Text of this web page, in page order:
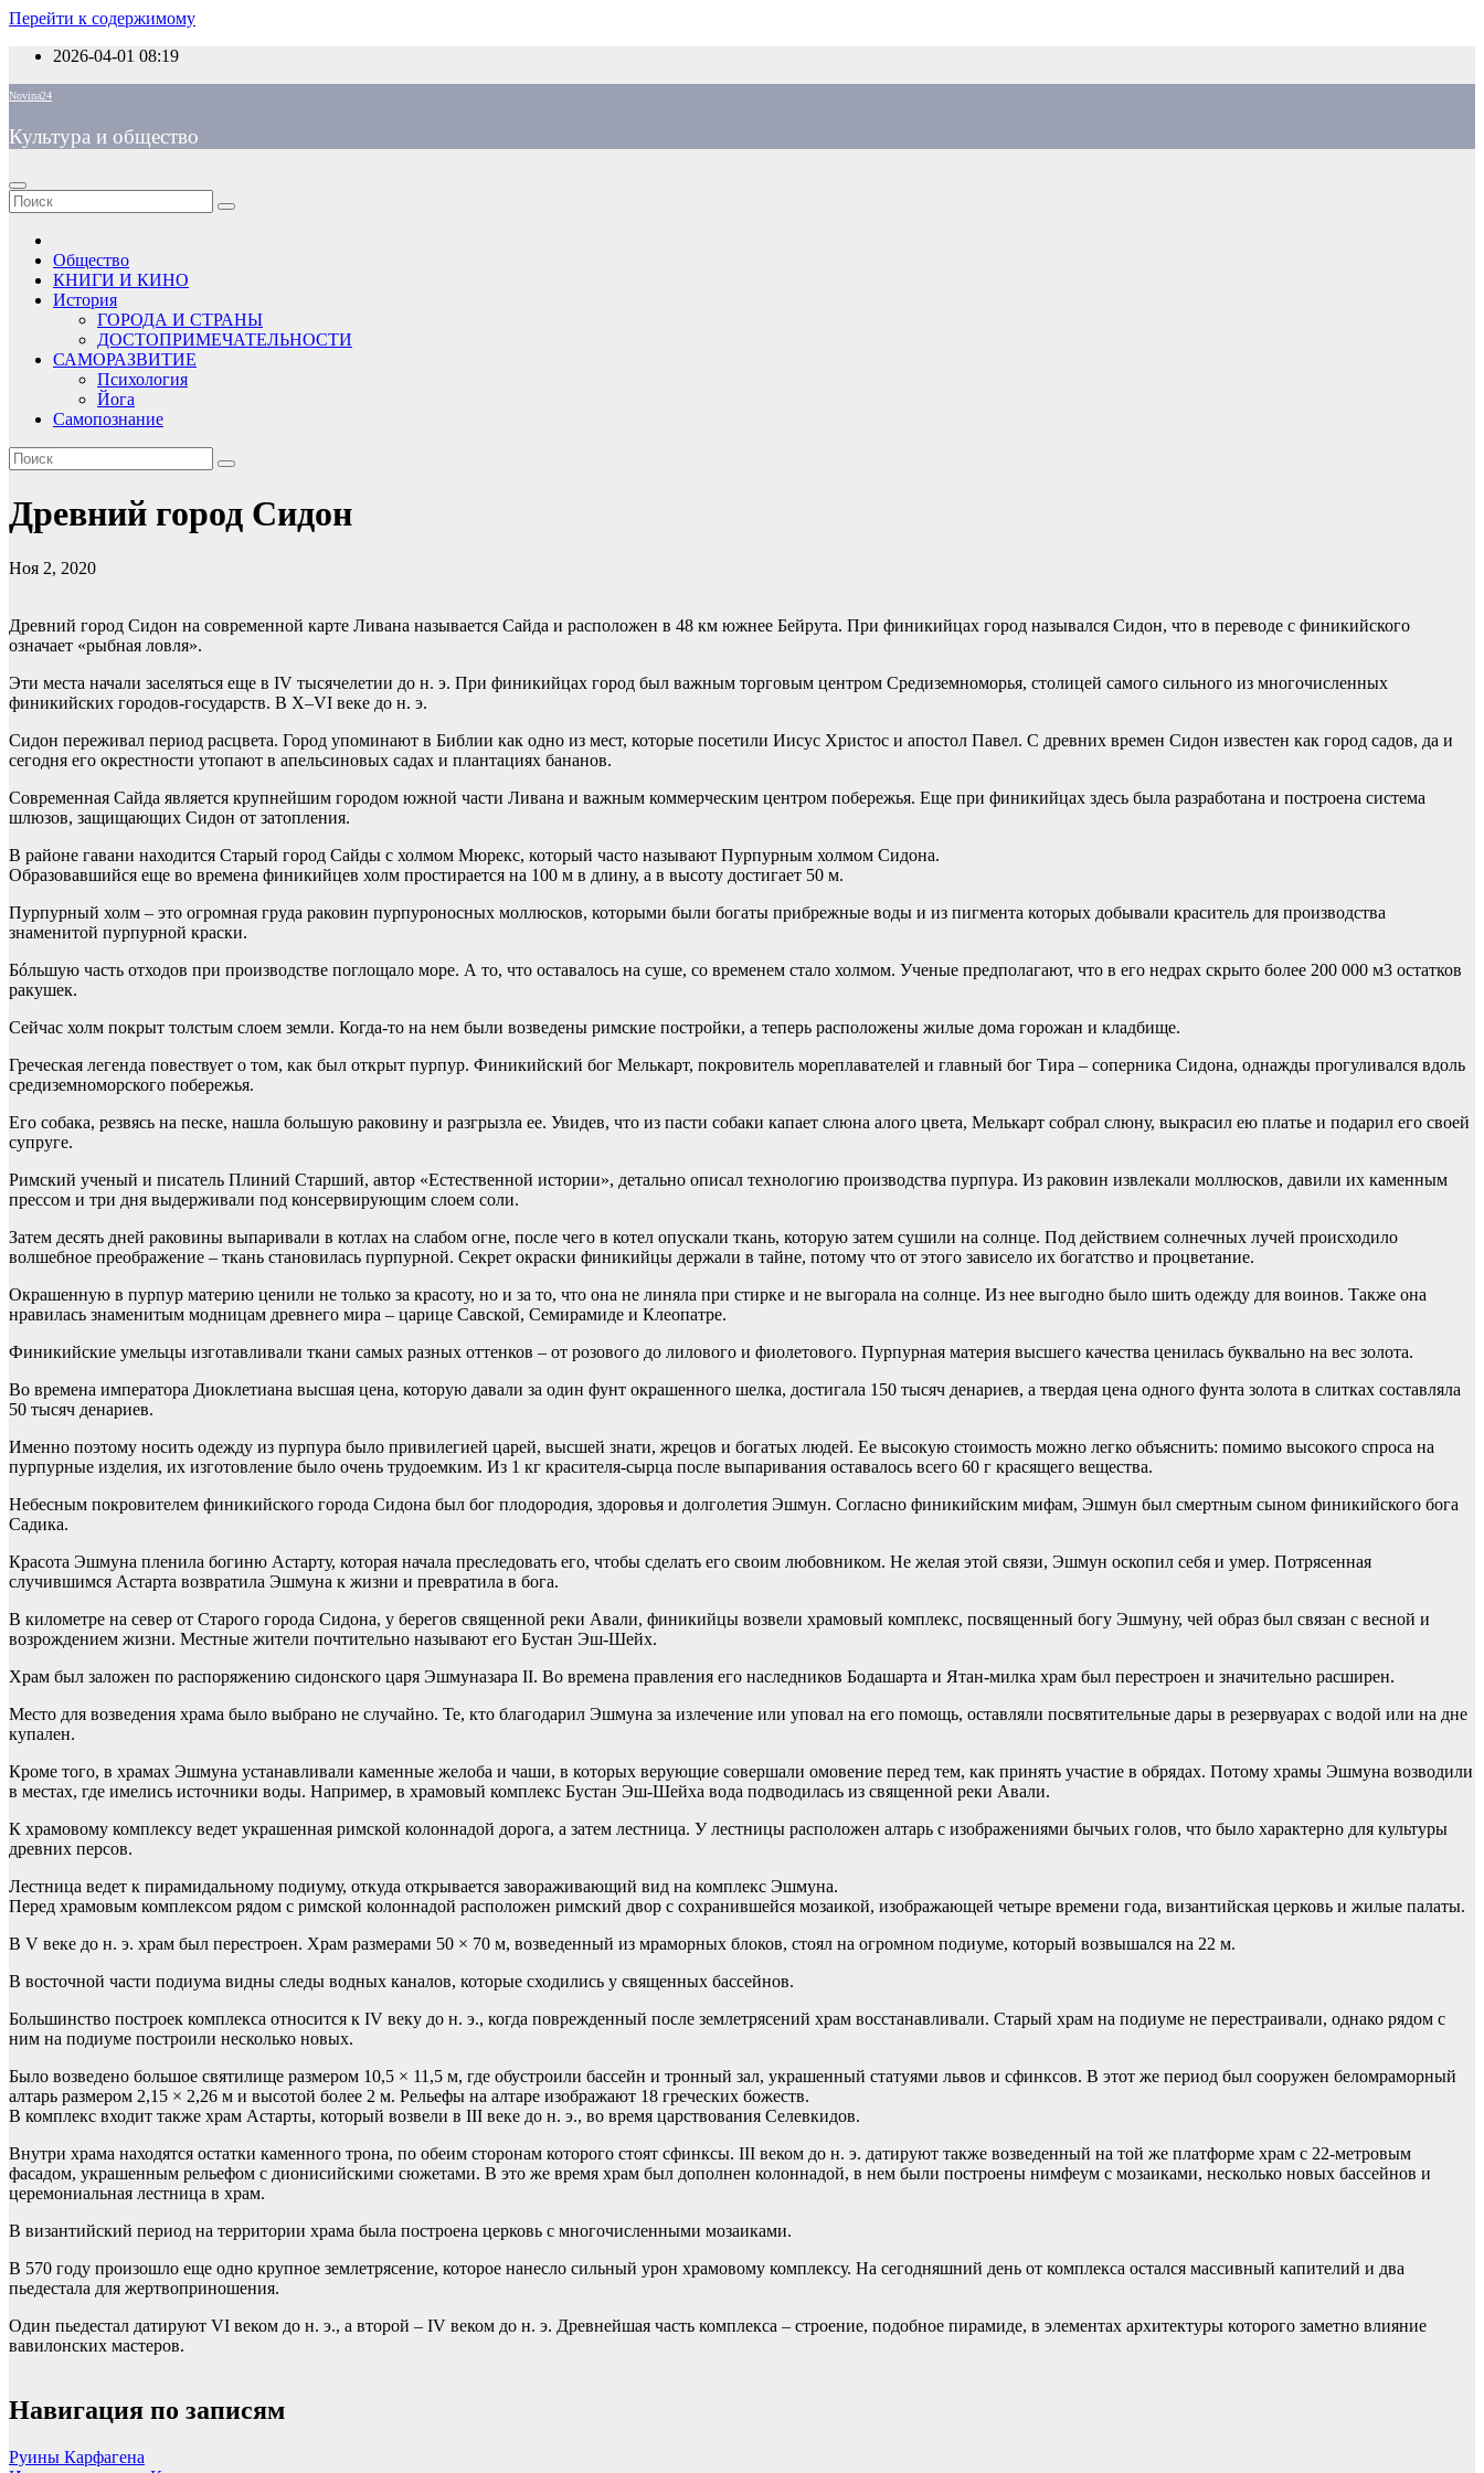
Перейти к содержимому
2026-04-01 08:19
Novina24
Культура и общество
Общество
КНИГИ И КИНО
История
ГОРОДА И СТРАНЫ
ДОСТОПРИМЕЧАТЕЛЬНОСТИ
САМОРАЗВИТИЕ
Психология
Йога
Самопознание
Древний город Сидон
Ноя 2, 2020
Древний город Сидон на современной карте Ливана называется Сайда и расположен в 48 км южнее Бейрута. При финикийцах город назывался Сидон, что в переводе с финикийского
означает «рыбная ловля».
Эти места начали заселяться еще в IV тысячелетии до н. э. При финикийцах город был важным торговым центром Средиземноморья, столицей самого сильного из многочисленных
финикийских городов-государств. В X–VI веке до н. э.
Сидон переживал период расцвета. Город упоминают в Библии как одно из мест, которые посетили Иисус Христос и апостол Павел. С древних времен Сидон известен как город садов, да и
сегодня его окрестности утопают в апельсиновых садах и плантациях бананов.
Современная Сайда является крупнейшим городом южной части Ливана и важным коммерческим центром побережья. Еще при финикийцах здесь была разработана и построена система
шлюзов, защищающих Сидон от затопления.
В районе гавани находится Старый город Сайды с холмом Мюрекс, который часто называют Пурпурным холмом Сидона.
Образовавшийся еще во времена финикийцев холм простирается на 100 м в длину, а в высоту достигает 50 м.
Пурпурный холм – это огромная груда раковин пурпуроносных моллюсков, которыми были богаты прибрежные воды и из пигмента которых добывали краситель для производства
знаменитой пурпурной краски.
Бóльшую часть отходов при производстве поглощало море. А то, что оставалось на суше, со временем стало холмом. Ученые предполагают, что в его недрах скрыто более 200 000 м3 остатков
ракушек.
Сейчас холм покрыт толстым слоем земли. Когда-то на нем были возведены римские постройки, а теперь расположены жилые дома горожан и кладбище.
Греческая легенда повествует о том, как был открыт пурпур. Финикийский бог Мелькарт, покровитель мореплавателей и главный бог Тира – соперника Сидона, однажды прогуливался вдоль
средиземноморского побережья.
Его собака, резвясь на песке, нашла большую раковину и разгрызла ее. Увидев, что из пасти собаки капает слюна алого цвета, Мелькарт собрал слюну, выкрасил ею платье и подарил его своей
супруге.
Римский ученый и писатель Плиний Старший, автор «Естественной истории», детально описал технологию производства пурпура. Из раковин извлекали моллюсков, давили их каменным
прессом и три дня выдерживали под консервирующим слоем соли.
Затем десять дней раковины выпаривали в котлах на слабом огне, после чего в котел опускали ткань, которую затем сушили на солнце. Под действием солнечных лучей происходило
волшебное преображение – ткань становилась пурпурной. Секрет окраски финикийцы держали в тайне, потому что от этого зависело их богатство и процветание.
Окрашенную в пурпур материю ценили не только за красоту, но и за то, что она не линяла при стирке и не выгорала на солнце. Из нее выгодно было шить одежду для воинов. Также она
нравилась знаменитым модницам древнего мира – царице Савской, Семирамиде и Клеопатре.
Финикийские умельцы изготавливали ткани самых разных оттенков – от розового до лилового и фиолетового. Пурпурная материя высшего качества ценилась буквально на вес золота.
Во времена императора Диоклетиана высшая цена, которую давали за один фунт окрашенного шелка, достигала 150 тысяч денариев, а твердая цена одного фунта золота в слитках составляла
50 тысяч денариев.
Именно поэтому носить одежду из пурпура было привилегией царей, высшей знати, жрецов и богатых людей. Ее высокую стоимость можно легко объяснить: помимо высокого спроса на
пурпурные изделия, их изготовление было очень трудоемким. Из 1 кг красителя-сырца после выпаривания оставалось всего 60 г красящего вещества.
Небесным покровителем финикийского города Сидона был бог плодородия, здоровья и долголетия Эшмун. Согласно финикийским мифам, Эшмун был смертным сыном финикийского бога
Садика.
Красота Эшмуна пленила богиню Астарту, которая начала преследовать его, чтобы сделать его своим любовником. Не желая этой связи, Эшмун оскопил себя и умер. Потрясенная
случившимся Астарта возвратила Эшмуна к жизни и превратила в бога.
В километре на север от Старого города Сидона, у берегов священной реки Авали, финикийцы возвели храмовый комплекс, посвященный богу Эшмуну, чей образ был связан с весной и
возрождением жизни. Местные жители почтительно называют его Бустан Эш-Шейх.
Храм был заложен по распоряжению сидонского царя Эшмуназара II. Во времена правления его наследников Бодашарта и Ятан-милка храм был перестроен и значительно расширен.
Место для возведения храма было выбрано не случайно. Те, кто благодарил Эшмуна за излечение или уповал на его помощь, оставляли посвятительные дары в резервуарах с водой или на дне
купален.
Кроме того, в храмах Эшмуна устанавливали каменные желоба и чаши, в которых верующие совершали омовение перед тем, как принять участие в обрядах. Потому храмы Эшмуна возводили
в местах, где имелись источники воды. Например, в храмовый комплекс Бустан Эш-Шейха вода подводилась из священной реки Авали.
К храмовому комплексу ведет украшенная римской колоннадой дорога, а затем лестница. У лестницы расположен алтарь с изображениями бычьих голов, что было характерно для культуры
древних персов.
Лестница ведет к пирамидальному подиуму, откуда открывается завораживающий вид на комплекс Эшмуна.
Перед храмовым комплексом рядом с римской колоннадой расположен римский двор с сохранившейся мозаикой, изображающей четыре времени года, византийская церковь и жилые палаты.
В V веке до н. э. храм был перестроен. Храм размерами 50 × 70 м, возведенный из мраморных блоков, стоял на огромном подиуме, который возвышался на 22 м.
В восточной части подиума видны следы водных каналов, которые сходились у священных бассейнов.
Большинство построек комплекса относится к IV веку до н. э., когда поврежденный после землетрясений храм восстанавливали. Старый храм на подиуме не перестраивали, однако рядом с
ним на подиуме построили несколько новых.
Было возведено большое святилище размером 10,5 × 11,5 м, где обустроили бассейн и тронный зал, украшенный статуями львов и сфинксов. В этот же период был сооружен беломраморный
алтарь размером 2,15 × 2,26 м и высотой более 2 м. Рельефы на алтаре изображают 18 греческих божеств.
В комплекс входит также храм Астарты, который возвели в III веке до н. э., во время царствования Селевкидов.
Внутри храма находятся остатки каменного трона, по обеим сторонам которого стоят сфинксы. III веком до н. э. датируют также возведенный на той же платформе храм с 22-метровым
фасадом, украшенным рельефом с дионисийскими сюжетами. В это же время храм был дополнен колоннадой, в нем были построены нимфеум с мозаиками, несколько новых бассейнов и
церемониальная лестница в храм.
В византийский период на территории храма была построена церковь с многочисленными мозаиками.
В 570 году произошло еще одно крупное землетрясение, которое нанесло сильный урон храмовому комплексу. На сегодняшний день от комплекса остался массивный капителий и два
пьедестала для жертвоприношения.
Один пьедестал датируют VI веком до н. э., а второй – IV веком до н. э. Древнейшая часть комплекса – строение, подобное пирамиде, в элементах архитектуры которого заметно влияние
вавилонских мастеров.
Навигация по записям
Руины Карфагена